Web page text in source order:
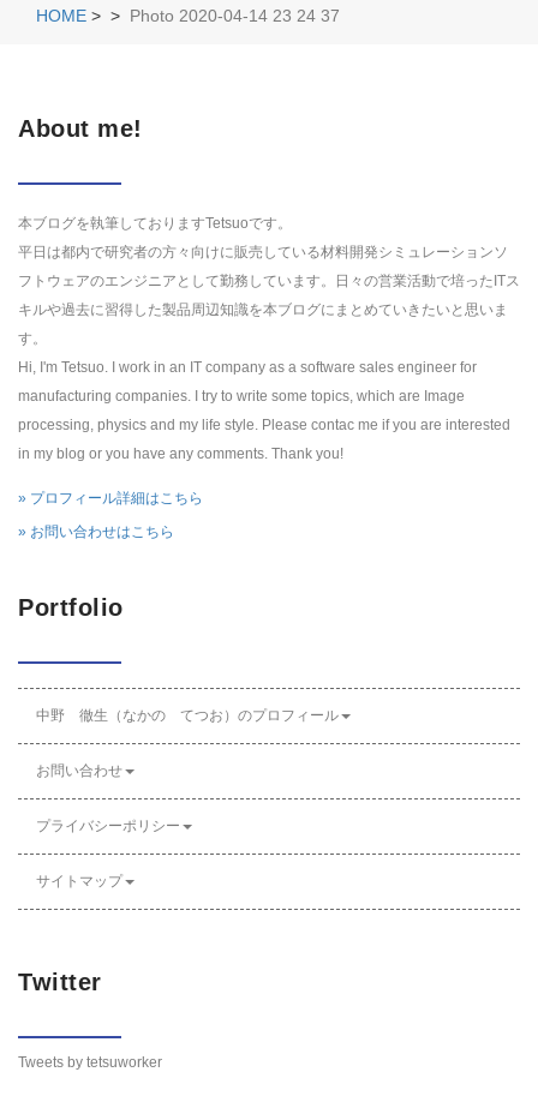
HOME > > Photo 2020-04-14 23 24 37
About me!
本ブログを執筆しておりますTetsuoです。
平日は都内で研究者の方々向けに販売している材料開発シミュレーションソ
フトウェアのエンジニアとして勤務しています。日々の営業活動で培ったITス
キルや過去に習得した製品周辺知識を本ブログにまとめていきたいと思いま
す。
Hi, I'm Tetsuo. I work in an IT company as a software sales engineer for
manufacturing companies. I try to write some topics, which are Image
processing, physics and my life style. Please contac me if you are interested
in my blog or you have any comments. Thank you!
» プロフィール詳細はこちら
» お問い合わせはこちら
Portfolio
中野 徹生（なかの てつお）のプロフィール
お問い合わせ
プライバシーポリシー
サイトマップ
Twitter
Tweets by tetsuworker